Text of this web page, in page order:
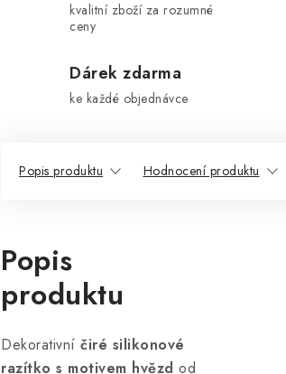
kvalitní zboží za rozumné
ceny
Dárek zdarma
ke každé objednávce
Popis produktu Hodnocení produktu
Popis
produktu
Dekorativní čiré silikonové
razítko s motivem hvězd od